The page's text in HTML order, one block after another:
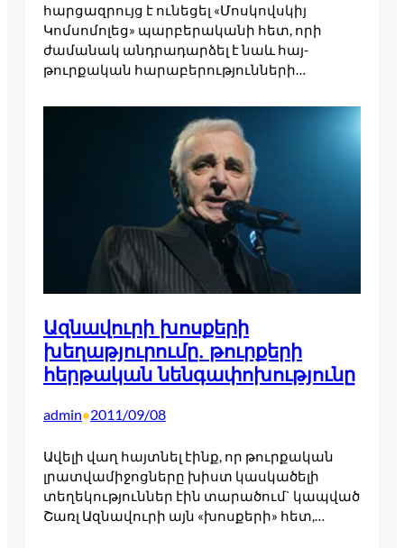
հարցազրույց է ունեցել «Մոսկովսկիյ
Կոմսոմոլեց» պարբերականի հետ, որի
ժամանակ անդրադարձել է նաև հայ-
թուրքական հարաբերությունների…
Ազնավուրի խոսքերի
խեղաթյուրումը. թուրքերի
հերթական նենգափոխությունը
admin•2011/09/08
Ավելի վաղ հայտնել էինք, որ թուրքական
լրատվամիջոցները խիստ կասկածելի
տեղեկություններ էին տարածում` կապված
Շառլ Ազնավուրի այն «խոսքերի» հետ,…